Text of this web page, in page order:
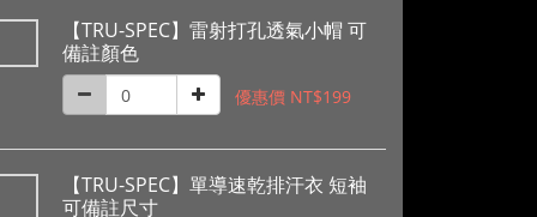
【TRU-SPEC】雷射打孔透氣小帽 可
備註顏色
優惠價 NT$199
【TRU-SPEC】單導速乾排汗衣 短袖
可備註尺寸